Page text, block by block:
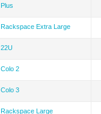
Plus
Rackspace Extra Large
22U
Colo 2
Colo 3
Rackspace Large